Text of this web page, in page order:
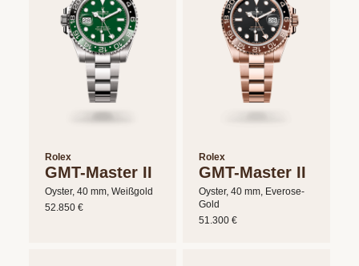
Rolex
GMT-Master II
Oyster, 40 mm, Weißgold
52.850 €
Rolex
GMT-Master II
Oyster, 40 mm, Everose-
Gold
51.300 €